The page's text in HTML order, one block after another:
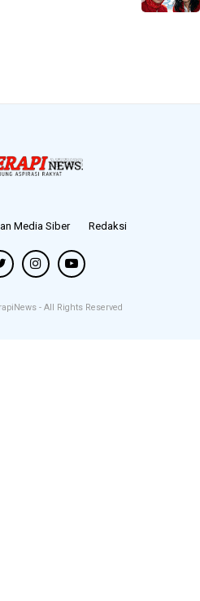
Media Siber Redaksi
- All Rights Reserved